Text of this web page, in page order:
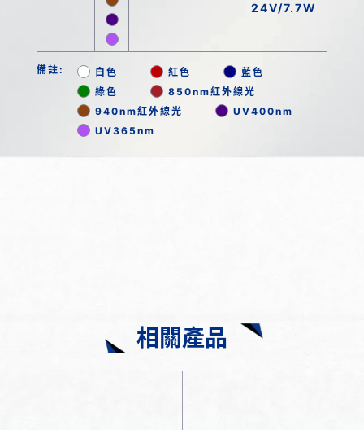
24V/7.7W
備註: 白色 紅色
藍色
綠色
850nm紅外線光
940nm紅外線光
UV400nm
UV365nm
相關產品